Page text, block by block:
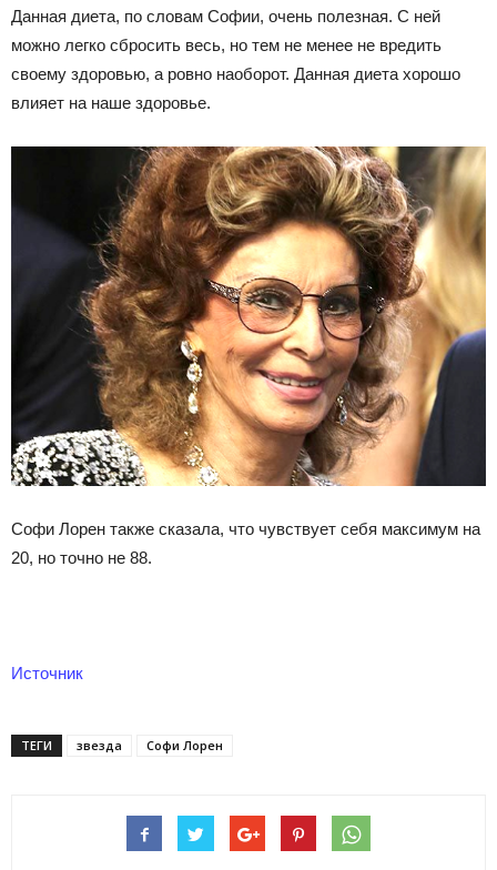
Данная диета, по словам Софии, очень полезная. С ней
можно легко сбросить весь, но тем не менее не вредить
своему здоровью, а ровно наоборот. Данная диета хорошо
влияет на наше здоровье.
Софи Лорен также сказала, что чувствует себя максимум на
20, но точно не 88.
Источник
ТЕГИ звезда Софи Лорен